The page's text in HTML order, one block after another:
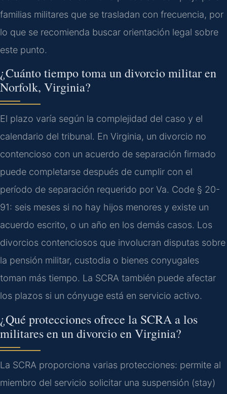
familias militares que se trasladan con frecuencia, por
lo que se recomienda buscar orientación legal sobre
este punto.
¿Cuánto tiempo toma un divorcio militar en
Norfolk, Virginia?
El plazo varía según la complejidad del caso y el
calendario del tribunal. En Virginia, un divorcio no
contencioso con un acuerdo de separación firmado
puede completarse después de cumplir con el
período de separación requerido por Va. Code § 20-
91: seis meses si no hay hijos menores y existe un
acuerdo escrito, o un año en los demás casos. Los
divorcios contenciosos que involucran disputas sobre
la pensión militar, custodia o bienes conyugales
toman más tiempo. La SCRA también puede afectar
los plazos si un cónyuge está en servicio activo.
¿Qué protecciones ofrece la SCRA a los
militares en un divorcio en Virginia?
La SCRA proporciona varias protecciones: permite al
miembro del servicio solicitar una suspensión (stay)